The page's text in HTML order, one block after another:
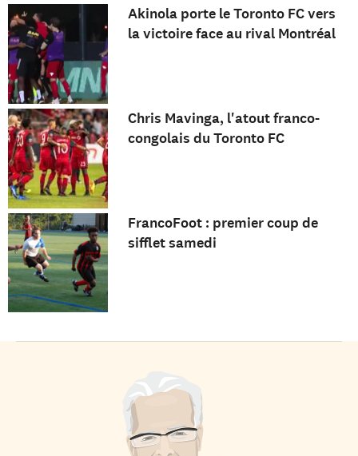
Akinola porte le Toronto FC vers
la victoire face au rival Montréal
Chris Mavinga, l'atout franco-
congolais du Toronto FC
FrancoFoot : premier coup de
sifflet samedi